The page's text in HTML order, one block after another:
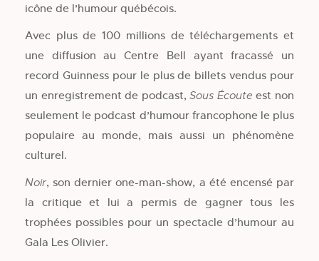
icône de l’humour québécois.
Avec plus de 100 millions de téléchargements et
une diffusion au Centre Bell ayant fracassé un
record Guinness pour le plus de billets vendus pour
un enregistrement de podcast,Sous Écoute est non
seulement le podcast d’humour francophone le plus
populaire au monde, mais aussi un phénomène
culturel.
Noir, son dernier one-man-show, a été encensé par
la critique et lui a permis de gagner tous les
trophées possibles pour un spectacle d’humour au
Gala Les Olivier.